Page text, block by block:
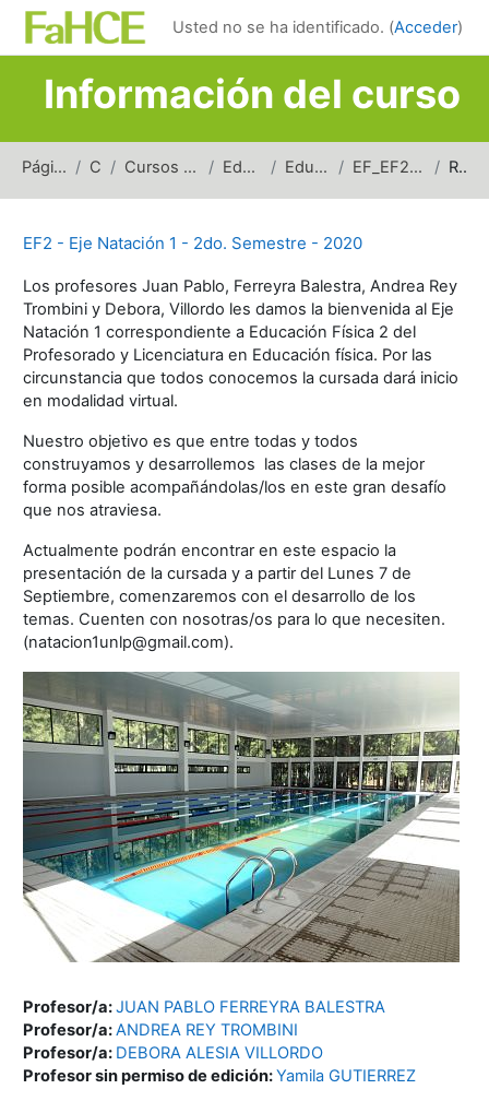
Salta al contenido principal
Usted no se ha identificado. (Acceder)
Información del curso
Página Principal Cursos Cursos de carreras de grado Educación Física Educación Física 2 EF_EF2_EN1_2doSem_2020 Resumen
EF2 - Eje Natación 1 - 2do. Semestre - 2020
Los profesores Juan Pablo, Ferreyra Balestra, Andrea Rey
Trombini y Debora, Villordo les damos la bienvenida al Eje
Natación 1 correspondiente a Educación Física 2 del
Profesorado y Licenciatura en Educación física. Por las
circunstancia que todos conocemos la cursada dará inicio
en modalidad virtual.
Nuestro objetivo es que entre todas y todos
construyamos y desarrollemos las clases de la mejor
forma posible acompañándolas/los en este gran desafío
que nos atraviesa.
Actualmente podrán encontrar en este espacio la
presentación de la cursada y a partir del Lunes 7 de
Septiembre, comenzaremos con el desarrollo de los
temas. Cuenten con nosotras/os para lo que necesiten.
(natacion1unlp@gmail.com).
Profesor/a:JUAN PABLO FERREYRA BALESTRA
Profesor/a:ANDREA REY TROMBINI
Profesor/a: DEBORA ALESIA VILLORDO
Profesor sin permiso de edición:Yamila GUTIERREZ